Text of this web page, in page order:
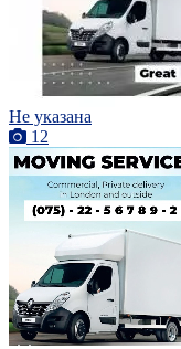
Не указана
12